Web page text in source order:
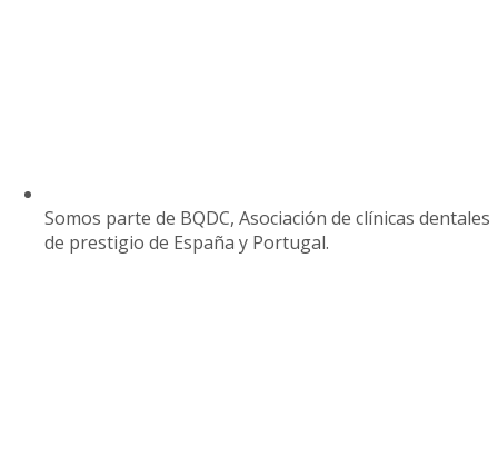
Somos parte de BQDC, Asociación de clínicas dentales
de prestigio de España y Portugal.